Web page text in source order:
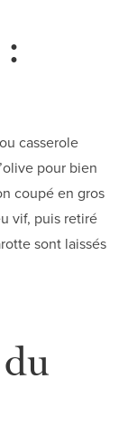
casserole
pour bien
coupé en gros
vif, puis retiré
sont laissés